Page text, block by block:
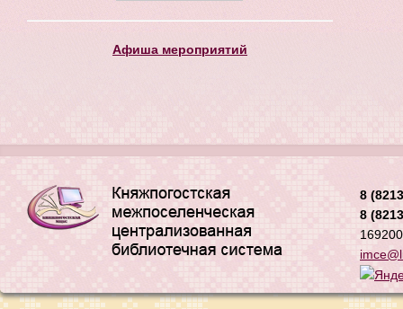
Афиша мероприятий
8
8